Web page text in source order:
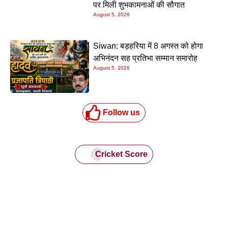
पर मिली शुभकामनाओं की सौगात
August 5, 2026
Siwan: बड़हरिया में 8 अगस्त को होगा
अभिनंदन सह प्रतिभा सम्मान समारोह
August 5, 2026
Follow us
Cricket Score